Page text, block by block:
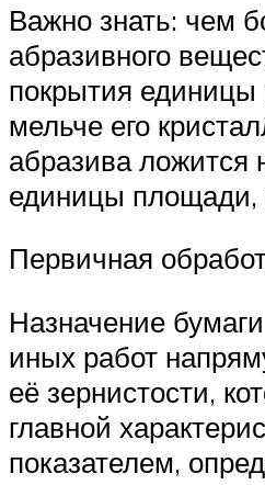
Важно знать: чем
абразивного
покрытия
мельче его
абразива ложится
единицы площади,
Первичная
Назначение
иных работ
её зернистости,
главной
показателем,